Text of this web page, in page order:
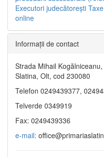
Executori judecătorești
online
Informaţii de contact
Strada Mihail
Slatina, Olt, cod 230080
Telefon 0249439377,
Telverde 0349919
Fax: 0249439336
e-mail: